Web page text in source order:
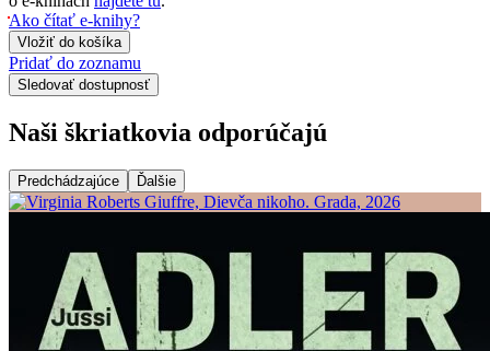
Ako čítať e-knihy?
Vložiť do košíka
Pridať do zoznamu
Sledovať dostupnosť
Naši škriatkovia odporúčajú
Predchádzajúce Ďalšie